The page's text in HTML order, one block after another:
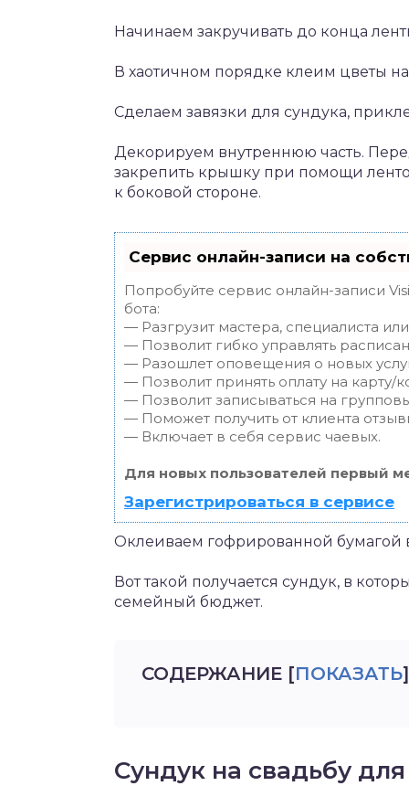
Начинаем закручивать до конца
В хаотичном порядке клеим цветы
Сделаем завязки для сундука,
Декорируем внутреннюю часть.
закрепить крышку при помощи
к боковой стороне.
Сервис онлайн-записи на
Попробуйте сервис онлайн-записи
бота:
— Разгрузит мастера, специалиста
— Позволит гибко управлять
— Разошлет оповещения о новых
— Позволит принять оплату на карту/
— Позволит записываться на
— Поможет получить от клиента
— Включает в себя сервис чаевых.
Для новых пользователей первый
Зарегистрироваться в сервисе
Оклеиваем гофрированной бумагой
Вот такой получается сундук, в
семейный бюджет.
СОДЕРЖАНИЕ [ПОКАЗАТЬ]
Сундук на свадьбу